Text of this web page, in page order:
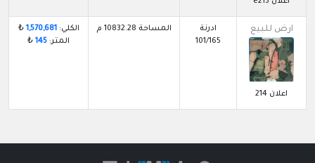
ارض للبيع
اعلان 214
ادرنة
101/165
المساحة 10832.28 م الكلي:1,570,681
₺
المتر: 145
₺